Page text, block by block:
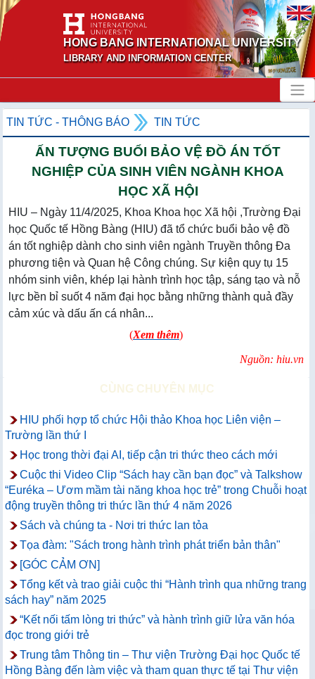
HONG BANG INTERNATIONAL UNIVERSITY
LIBRARY AND INFORMATION CENTER
TIN TỨC - THÔNG BÁO TIN TỨC
ẤN TƯỢNG BUỔI BẢO VỆ ĐỒ ÁN TỐT
NGHIỆP CỦA SINH VIÊN NGÀNH KHOA
HỌC XÃ HỘI
HIU – Ngày 11/4/2025, Khoa Khoa học Xã hội ,Trường Đại
học Quốc tế Hồng Bàng (HIU) đã tổ chức buổi bảo vệ đồ
án tốt nghiệp dành cho sinh viên ngành Truyền thông Đa
phương tiện và Quan hệ Công chúng. Sự kiện quy tụ 15
nhóm sinh viên, khép lại hành trình học tập, sáng tạo và nỗ
lực bền bỉ suốt 4 năm đại học bằng những thành quả đầy
cảm xúc và dấu ấn cá nhân...
(Xem thêm)
Nguồn: hiu.vn
CÙNG CHUYÊN MỤC
HIU phối hợp tổ chức Hội thảo Khoa học Liên viện –
Trường lần thứ I
Học trong thời đại AI, tiếp cận tri thức theo cách mới
Cuộc thi Video Clip “Sách hay cần bạn đọc” và Talkshow
“Euréka – Ươm mầm tài năng khoa học trẻ” trong Chuỗi hoạt
động truyền thông tri thức lần thứ 4 năm 2026
Sách và chúng ta - Nơi tri thức lan tỏa
Tọa đàm: "Sách trong hành trình phát triển bản thân"
[GÓC CẢM ƠN]
Tổng kết và trao giải cuộc thi “Hành trình qua những trang
sách hay” năm 2025
“Kết nối tấm lòng tri thức” và hành trình giữ lửa văn hóa
đọc trong giới trẻ
Trung tâm Thông tin – Thư viện Trường Đại học Quốc tế
Hồng Bàng đến làm việc và tham quan thực tế tại Thư viện